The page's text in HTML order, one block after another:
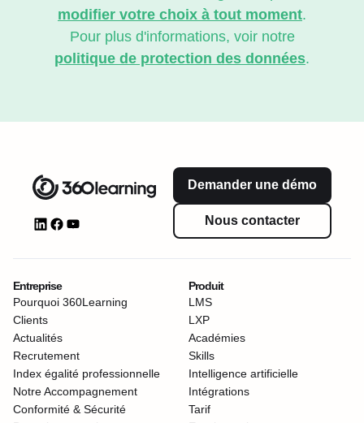
modifier votre choix à tout moment.
Pour plus d'informations, voir notre
politique de protection des données.
Demander une démo
Nous contacter
Entreprise
Pourquoi 360Learning
Clients
Actualités
Recrutement
Index égalité professionnelle
Notre Accompagnement
Conformité & Sécurité
Produit
LMS
LXP
Académies
Skills
Intelligence artificielle
Intégrations
Tarif